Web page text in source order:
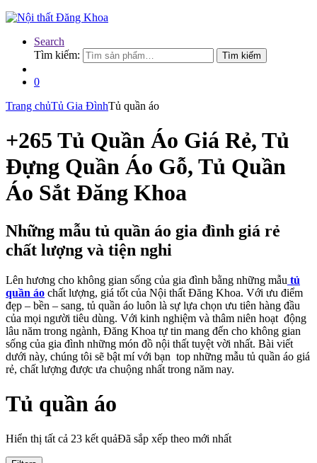
Search
Tìm kiếm:
Tìm kiếm
0
Trang chủTủ Gia ĐìnhTủ quần áo
+265 Tủ Quần Áo Giá Rẻ, Tủ
Đựng Quần Áo Gỗ, Tủ Quần
Áo Sắt Đăng Khoa
Những mẫu tủ quần áo gia đình giá rẻ
chất lượng và tiện nghi
Lên hương cho không gian sống của gia đình bằng những mẫu tủ
quần áo chất lượng, giá tốt của Nội thất Đăng Khoa. Với ưu điểm
đẹp – bền – sang, tủ quần áo luôn là sự lựa chọn ưu tiên hàng đầu
của mọi người tiêu dùng. Với kinh nghiệm và thâm niên hoạt động
lâu năm trong ngành, Đăng Khoa tự tin mang đến cho không gian
sống của gia đình những món đồ nội thất tuyệt vời nhất. Bài viết
dưới này, chúng tôi sẽ bật mí với bạn top những mẫu tủ quần áo giá
rẻ, chất lượng được ưa chuộng nhất trong năm nay.
Tủ quần áo
Hiển thị tất cả 23 kết quảĐã sắp xếp theo mới nhất